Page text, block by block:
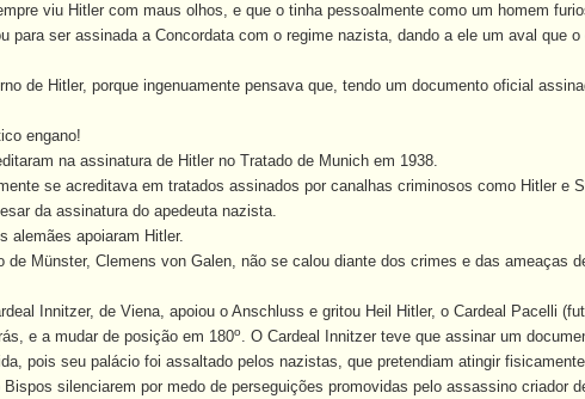
viu Hitler com maus olhos, e que o tinha pessoalmente como um homem
ser assinada a Concordata com o regime nazista, dando a ele um aval que o
de Hitler, porque ingenuamente pensava que, tendo um documento oficial
engano!
na assinatura de Hitler no Tratado de Munich em 1938.
se acreditava em tratados assinados por canalhas criminosos como Hitler e
da assinatura do apedeuta nazista.
alemães apoiaram Hitler.
Münster, Clemens von Galen, não se calou diante dos crimes e das ameaças
Innitzer, de Viena, apoiou o Anschluss e gritou Heil Hitler, o Cardeal Pacelli
e a mudar de posição em 180o. O Cardeal Innitzer teve que assinar um
pois seu palácio foi assaltado pelos nazistas, que pretendiam atingir
silenciarem por medo de perseguições promovidas pelo assassino criador